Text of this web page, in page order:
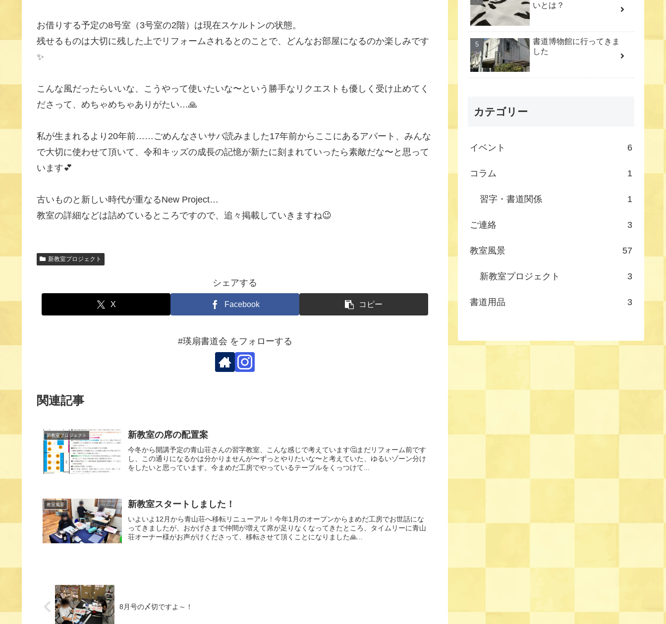
お借りする予定の8号室（3号室の2階）は現在スケルトンの状態。
残せるものは大切に残した上でリフォームされるとのことで、どんなお部屋になるのか楽しみです
✨
こんな風だったらいいな、こうやって使いたいな〜という勝手なリクエストも優しく受け止めてく
ださって、めちゃめちゃありがたい…🙏
私が生まれるより20年前……ごめんなさいサバ読みました17年前からここにあるアパート、みんな
で大切に使わせて頂いて、令和キッズの成長の記憶が新たに刻まれていったら素敵だな〜と思って
います💕
古いものと新しい時代が重なるNew Project…
教室の詳細などは詰めているところですので、追々掲載していきますね😉
新教室プロジェクト
シェアする
X Facebook コピー
#瑛扇書道会 をフォローする
関連記事
新教室プロジェクト 新教室の席の配置案
今冬から開講予定の青山荘さんの習字教室、こんな感じで考えています🤔まだリフォーム前です
し、この通りになるかは分かりませんが〜ずっとやりたいな〜と考えていた、ゆるいゾーン分け
をしたいと思っています。今まめだ工房でやっているテーブルをくっつけて...
教室風景 新教室スタートしました！
いよいよ12月から青山荘へ移転リニューアル！今年1月のオープンからまめだ工房でお世話にな
ってきましたが、おかげさまで仲間が増えて席が足りなくなってきたところ、タイムリーに青山
荘オーナー様がお声がけくださって、移転させて頂くことになりました🙏...
8月号の〆切ですよ～！
いとは？
書道博物館に行ってきま
した
カテゴリー
イベント 6
コラム 1
習字・書道関係 1
ご連絡 3
教室風景 57
新教室プロジェクト 3
書道用品 3